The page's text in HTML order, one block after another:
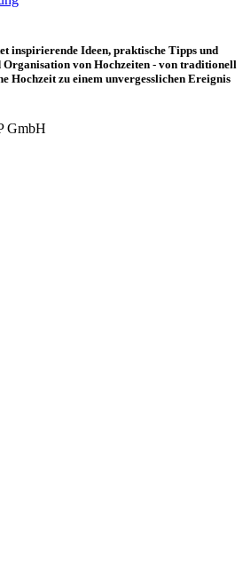
inspirierende Ideen, praktische Tipps und
Organisation von Hochzeiten - von traditionell
Hochzeit zu einem unvergesslichen Ereignis
GmbH